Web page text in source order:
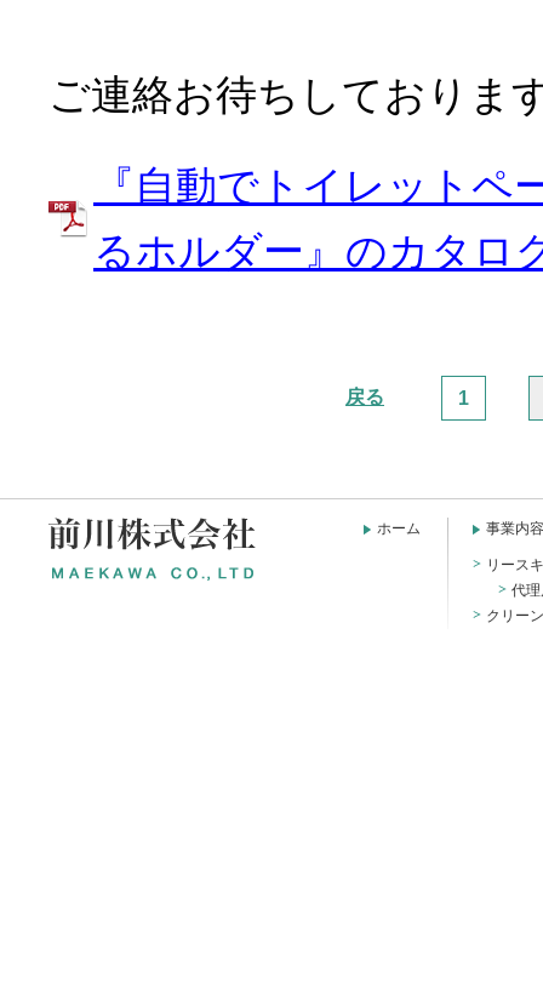
ご連絡お待ちしておりま
『自動でトイレット
るホルダー』のカタロ
戻る 1
ホーム 事業内容
リース
代
クリー